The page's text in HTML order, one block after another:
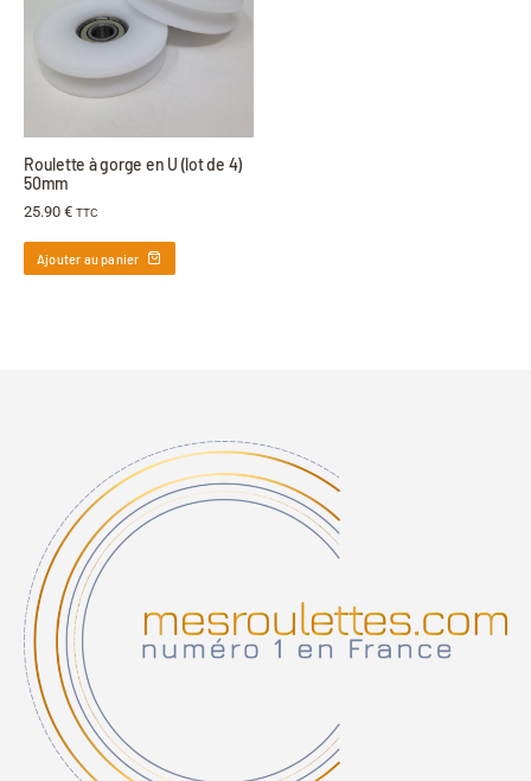
Roulette à gorge en U (lot de 4)
50mm
25.90 € TTC
Ajouter au panier